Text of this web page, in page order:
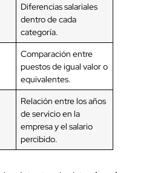
Diferencias salariales
dentro de cada
categoría.
Comparación entre
puestos de igual valor o
equivalentes.
Relación entre los años
de servicio en la
empresa y el salario
percibido.